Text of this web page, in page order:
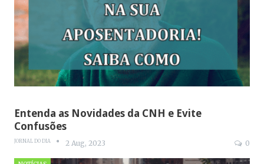
Entenda as Novidades da CNH e Evite
Confusões
JORNAL DO DIA 2 Aug, 2023 0